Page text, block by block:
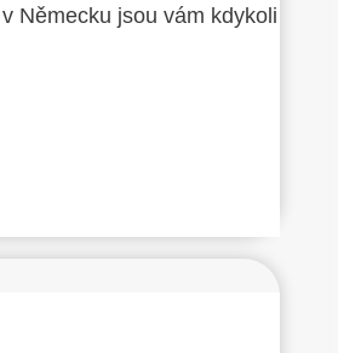
Německu jsou vám kdykoli